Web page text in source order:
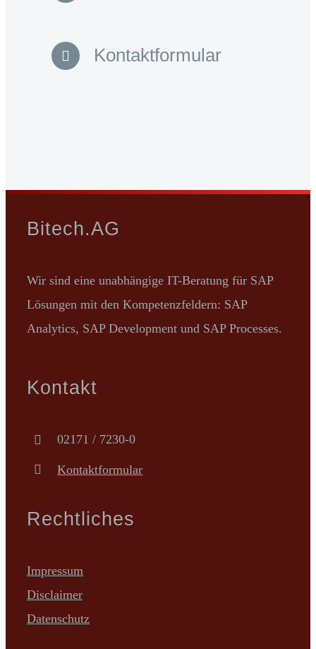
Kontaktformular
Bitech.AG
Wir sind eine unabhängige IT-Beratung für SAP
Lösungen mit den Kompetenzfeldern: SAP
Analytics, SAP Development und SAP Processes.
Kontakt
02171 / 7230-0
Kontaktformular
Rechtliches
Impressum
Disclaimer
Datenschutz